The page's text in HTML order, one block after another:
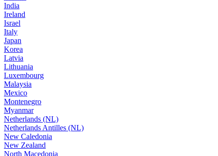
India
Ireland
Israel
Italy
Japan
Korea
Latvia
Lithuania
Luxembourg
Malaysia
Mexico
Montenegro
Myanmar
Netherlands (NL)
Netherlands Antilles (NL)
New Caledonia
New Zealand
North Macedonia